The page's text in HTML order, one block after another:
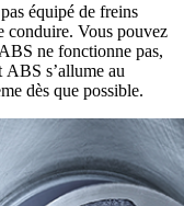
équipé de freins
conduire. Vous pouvez
ne fonctionne pas,
ABS s’allume au
dès que possible.